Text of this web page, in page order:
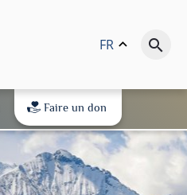
FR keyboard_arrow_up search
Faire un don